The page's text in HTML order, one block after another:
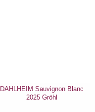
DAHLHEIM Sauvignon Blanc
2025 Gröhl